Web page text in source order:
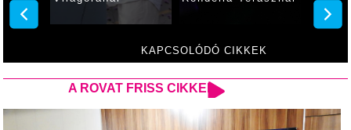
KAPCSOLÓDÓ CIKKEK
A ROVAT FRISS CIKKEI